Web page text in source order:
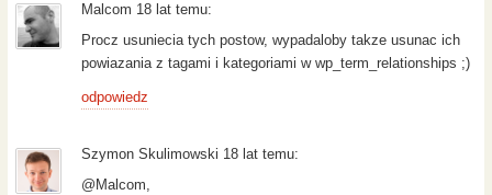
Malcom 18 lat temu:
Procz usuniecia tych postow, wypadaloby takze usunac ich
powiazania z tagami i kategoriami w wp_term_relationships ;)
odpowiedz
Szymon Skulimowski 18 lat temu:
@Malcom,